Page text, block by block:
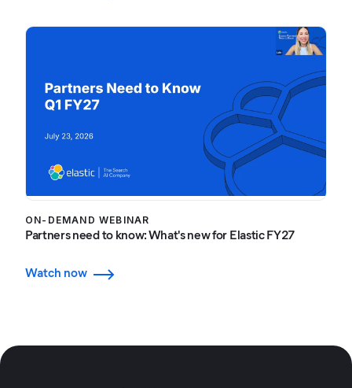
ON-DEMAND WEBINAR
Partners need to know: What's new for Elastic FY27
Watch now